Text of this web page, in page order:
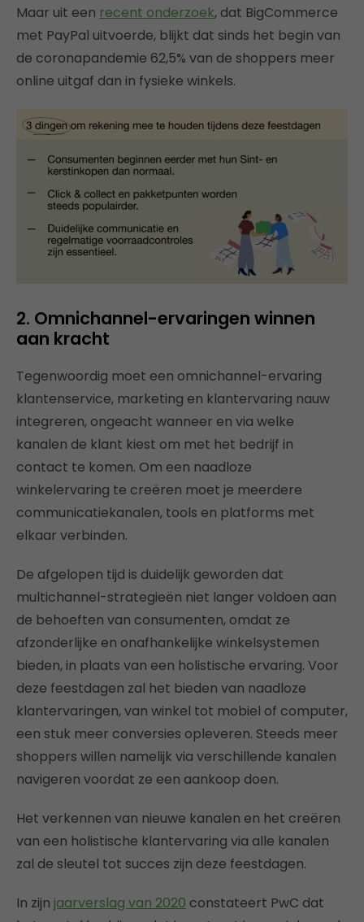
Maar uit een recent onderzoek, dat BigCommerce
met PayPal uitvoerde, blijkt dat sinds het begin van
de coronapandemie 62,5% van de shoppers meer
online uitgaf dan in fysieke winkels.
2. Omnichannel-ervaringen winnen
aan kracht
Tegenwoordig moet een omnichannel-ervaring
klantenservice, marketing en klantervaring nauw
integreren, ongeacht wanneer en via welke
kanalen de klant kiest om met het bedrijf in
contact te komen. Om een naadloze
winkelervaring te creëren moet je meerdere
communicatiekanalen, tools en platforms met
elkaar verbinden.
De afgelopen tijd is duidelijk geworden dat
multichannel-strategieën niet langer voldoen aan
de behoeften van consumenten, omdat ze
afzonderlijke en onafhankelijke winkelsystemen
bieden, in plaats van een holistische ervaring. Voor
deze feestdagen zal het bieden van naadloze
klantervaringen, van winkel tot mobiel of computer,
een stuk meer conversies opleveren. Steeds meer
shoppers willen namelijk via verschillende kanalen
navigeren voordat ze een aankoop doen.
Het verkennen van nieuwe kanalen en het creëren
van een holistische klantervaring via alle kanalen
zal de sleutel tot succes zijn deze feestdagen.
In zijn jaarverslag van 2020 constateert PwC dat